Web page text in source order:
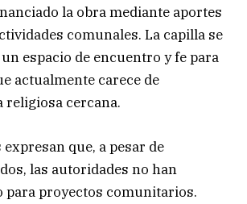
la obra mediante aportes
comunales. La capilla se
espacio de encuentro y fe para
actualmente carece de
cercana.
que, a pesar de
las autoridades no han
para proyectos comunitarios.